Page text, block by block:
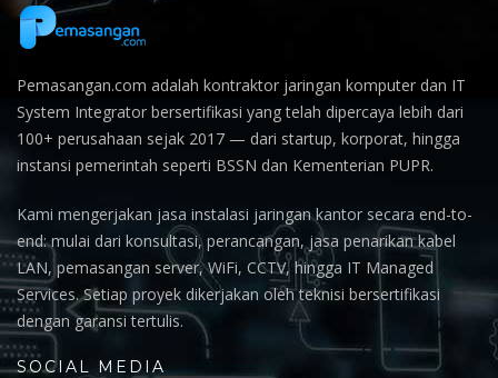
Pemasangan.com adalah kontraktor jaringan komputer dan IT
System Integrator bersertifikasi yang telah dipercaya lebih dari
100+ perusahaan sejak 2017 — dari startup, korporat, hingga
instansi pemerintah seperti BSSN dan Kementerian PUPR.
Kami mengerjakan jasa instalasi jaringan kantor secara end-to-
end: mulai dari konsultasi, perancangan, jasa penarikan kabel
LAN, pemasangan server, WiFi, CCTV, hingga IT Managed
Services. Setiap proyek dikerjakan oleh teknisi bersertifikasi
dengan garansi tertulis.
SOCIAL MEDIA